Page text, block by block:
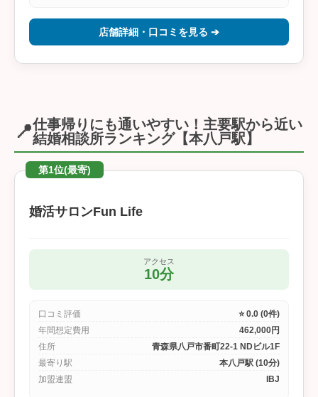
店舗詳細・口コミを見る ➔
📍仕事帰りにも通いやすい！主要駅から近い
結婚相談所ランキング【本八戸駅】
第1位(最寄)
婚活サロンFun Life
アクセス
10分
口コミ評価
⭐ 0.0 (0件)
年間想定費用
462,000円
住所
青森県八戸市番町22-1 NDビル1F
最寄り駅
本八戸駅 (10分)
加盟連盟
IBJ